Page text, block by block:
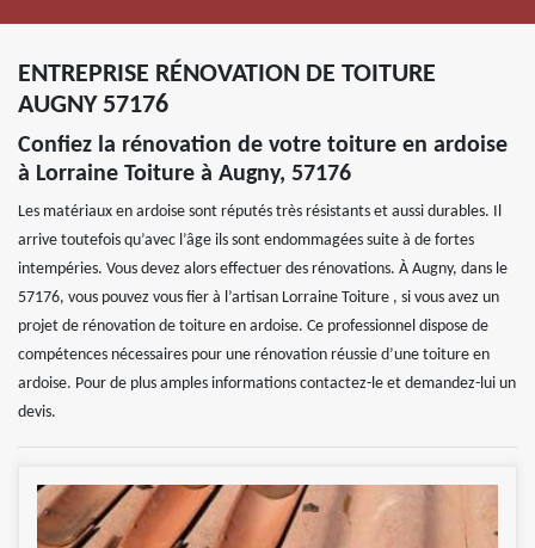
ENTREPRISE RÉNOVATION DE TOITURE
AUGNY 57176
Confiez la rénovation de votre toiture en ardoise
à Lorraine Toiture à Augny, 57176
Les matériaux en ardoise sont réputés très résistants et aussi durables. Il
arrive toutefois qu’avec l’âge ils sont endommagées suite à de fortes
intempéries. Vous devez alors effectuer des rénovations. À Augny, dans le
57176, vous pouvez vous fier à l’artisan Lorraine Toiture , si vous avez un
projet de rénovation de toiture en ardoise. Ce professionnel dispose de
compétences nécessaires pour une rénovation réussie d’une toiture en
ardoise. Pour de plus amples informations contactez-le et demandez-lui un
devis.